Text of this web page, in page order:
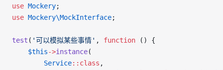
use Mockery;
use Mockery\MockInterface;
test ( '可以模拟某些事情' , function ()
{
    $this
->instance(
        Service
:: class ,